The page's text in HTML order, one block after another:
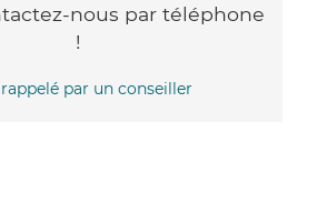
nous par téléphone
!
par un conseiller